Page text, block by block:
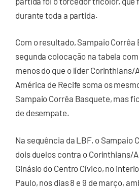
durante toda a partida.
Com o resultado, Sampaio
segunda colocação na tabela
menos do que o líder Corinthians/
América de Recife soma os
Sampaio Corrêa Basquete, mas
de desempate.
Na sequência da LBF, o Sampaio
dois duelos contra o Corinthians/
Ginásio do Centro Cívico, no
Paulo, nos dias 8 e 9 de março,